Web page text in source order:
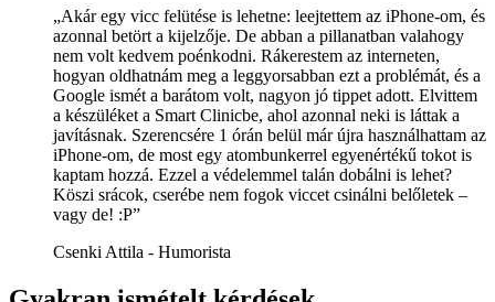
„Akár egy vicc felütése is lehetne: leejtettem az iPhone-om, és
azonnal betört a kijelzője. De abban a pillanatban valahogy
nem volt kedvem poénkodni. Rákerestem az interneten,
hogyan oldhatnám meg a leggyorsabban ezt a problémát, és a
Google ismét a barátom volt, nagyon jó tippet adott. Elvittem
a készüléket a Smart Clinicbe, ahol azonnal neki is láttak a
javításnak. Szerencsére 1 órán belül már újra használhattam az
iPhone-om, de most egy atombunkerrel egyenértékű tokot is
kaptam hozzá. Ezzel a védelemmel talán dobálni is lehet?
Köszi srácok, cserébe nem fogok viccet csinálni belőletek –
vagy de! :P”
Csenki Attila - Humorista